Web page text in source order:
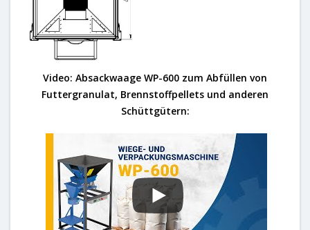
Video: Absackwaage WP-600 zum Abfüllen von
Futtergranulat, Brennstoffpellets und anderen
Schüttgütern: